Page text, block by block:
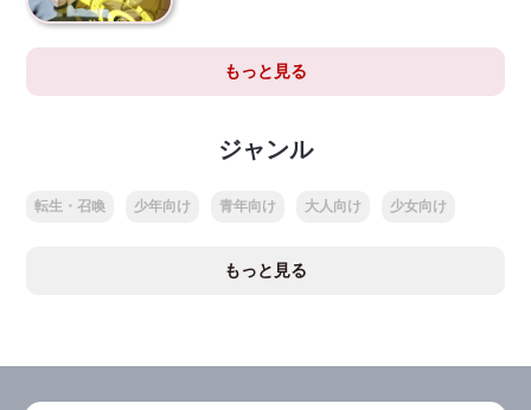
もっと見る
ジャンル
転生・召喚 少年向け 青年向け 大人向け 少女向け
もっと見る